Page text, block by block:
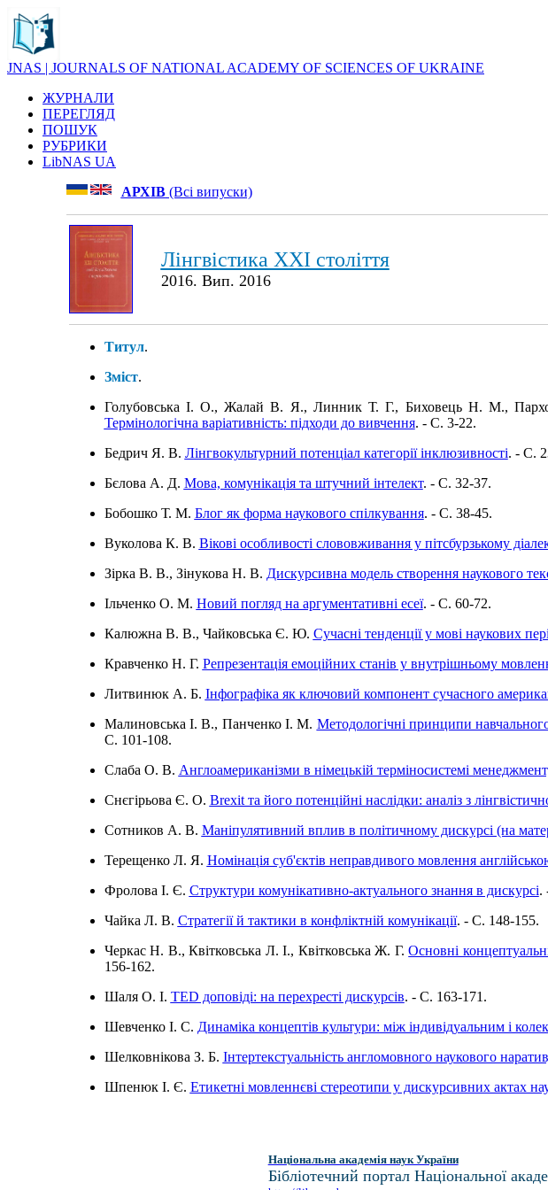
JNAS | JOURNALS OF NATIONAL ACADEMY OF SCIENCES OF UKRAINE
ЖУРНАЛИ
ПЕРЕГЛЯД
ПОШУК
РУБРИКИ
LibNAS UA
АРХІВ(Всі випуски)
Лінгвістика XXI століття
2016. Вип. 2016
Титул.
Зміст.
Голубовська І. О., Жалай В. Я., Линник Т. Г., Биховець Н. М.,
Термінологічна варіативність: підходи до вивчення. - C. 3-22.
Бедрич Я. В. Лінгвокультурний потенціал категорії інклюзивності. - C.
Бєлова А. Д. Мова, комунікація та штучний інтелект. - C. 32-37.
Бобошко Т. М. Блог як форма наукового спілкування. - C. 38-45.
Вуколова К. В. Вікові особливості слововживання у пітсбурзькому
Зірка В. В., Зінукова Н. В. Дискурсивна модель створення наукового
Ільченко О. М. Новий погляд на аргументативні есеї. - C. 60-72.
Калюжна В. В., Чайковська Є. Ю. Сучасні тенденції у мові наукових
Кравченко Н. Г. Репрезентація емоційних станів у внутрішньому
Литвинюк А. Б. Інфографіка як ключовий компонент сучасного
Малиновська І. В., Панченко І. М. Методологічні принципи
C. 101-108.
Слаба О. В. Англоамериканізми в німецькій терміносистемі
Снєгірьова Є. О. Brexit та його потенційні наслідки: аналіз з
Сотников А. В. Маніпулятивний вплив в політичному дискурсі (на
Терещенко Л. Я. Номінація суб'єктів неправдивого мовлення
Фролова І. Є. Структури комунікативно-актуального знання в дискурсі.
Чайка Л. В. Стратегії й тактики в конфліктній комунікації. - C. 148-155.
Черкас Н. В., Квітковська Л. І., Квітковська Ж. Г.Основні
156-162.
Шаля О. І. TED доповіді: на перехресті дискурсів. - C. 163-171.
Шевченко І. С. Динаміка концептів культури: між індивідуальним і
Шелковнікова З. Б. Інтертекстуальність англомовного наукового
Шпенюк І. Є. Етикетні мовленнєві стереотипи у дискурсивних актах
Національна академія наук України
Бібліотечний портал Національної